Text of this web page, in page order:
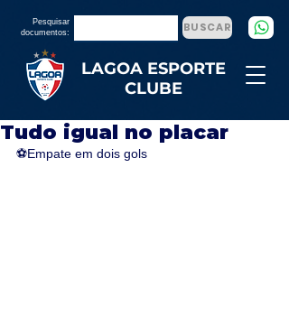
LAGOA ESPORTE
CLUBE
Pesquisar
documentos:
BUSCAR
Tudo igual no placar
⚽Empate em dois gols